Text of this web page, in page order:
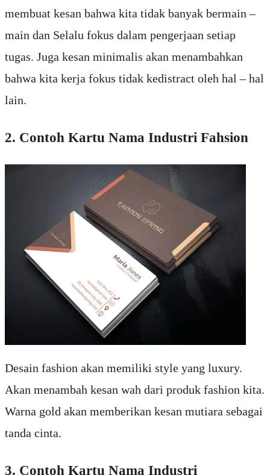
membuat kesan bahwa kita tidak banyak bermain –
main dan Selalu fokus dalam pengerjaan setiap
tugas. Juga kesan minimalis akan menambahkan
bahwa kita kerja fokus tidak kedistract oleh hal – hal
lain.
2. Contoh Kartu Nama Industri Fahsion
Desain fashion akan memiliki style yang luxury.
Akan menambah kesan wah dari produk fashion kita.
Warna gold akan memberikan kesan mutiara sebagai
tanda cinta.
3. Contoh Kartu Nama Industri